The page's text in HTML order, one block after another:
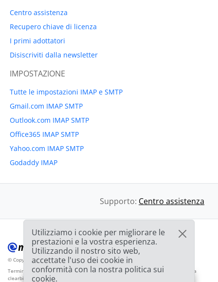
Centro assistenza
Recupero chiave di licenza
I primi adottatori
Disiscriviti dalla newsletter
IMPOSTAZIONE
Tutte le impostazioni IMAP e SMTP
Gmail.com IMAP SMTP
Outlook.com IMAP SMTP
Office365 IMAP SMTP
Yahoo.com IMAP SMTP
Godaddy IMAP
Supporto: Centro assistenza
© Copyright 2012-2026 Mailbird™Tutti i diritti riservati.
Termini di servizio Informativa sulla privacy Mappa del sito Logo del fornitore da
clearbit.com
Utilizziamo i cookie per migliorare le
prestazioni e la vostra esperienza.
Utilizzando il nostro sito web,
accettate l'uso dei cookie in
conformità con la nostra politica sui
cookie.